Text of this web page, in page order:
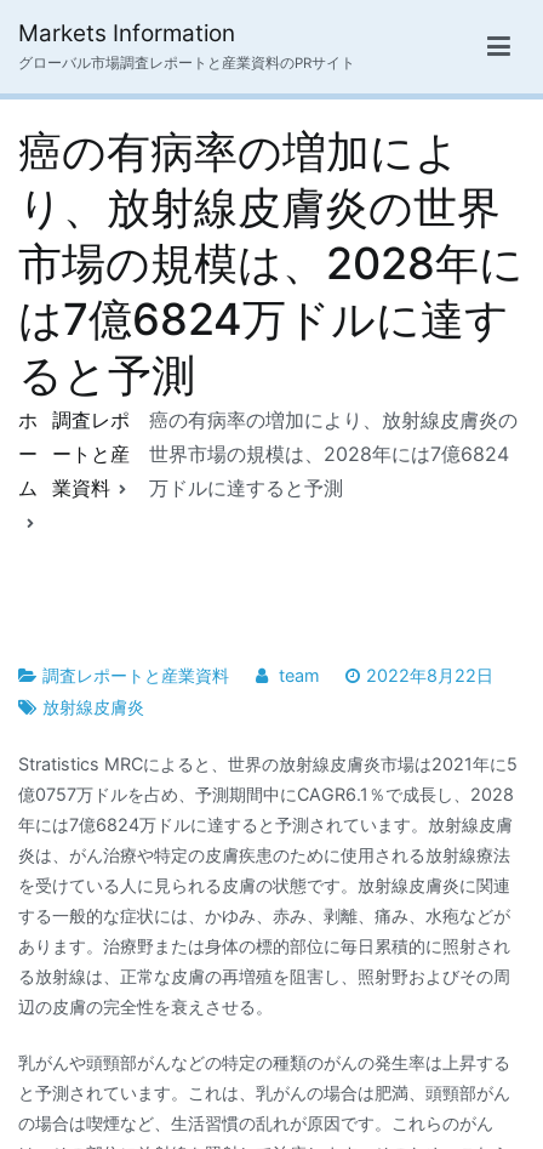
ス
Markets Information
グローバル市場調査レポートと産業資料のPRサイト
癌の有病率の増加によ
り、放射線皮膚炎の世界
市場の規模は、2028年に
は7億6824万ドルに達す
ると予測
ホ
ー
ム
調査レポ
ートと産
業資料
癌の有病率の増加により、放射線皮膚炎の
世界市場の規模は、2028年には7億6824
万ドルに達すると予測
調査レポートと産業資料 team
2022年8月22日
放射線皮膚炎
Stratistics MRCによると、世界の放射線皮膚炎市場は2021年に5
億0757万ドルを占め、予測期間中にCAGR6.1％で成長し、2028
年には7億6824万ドルに達すると予測されています。放射線皮膚
炎は、がん治療や特定の皮膚疾患のために使用される放射線療法
を受けている人に見られる皮膚の状態です。放射線皮膚炎に関連
する一般的な症状には、かゆみ、赤み、剥離、痛み、水疱などが
あります。治療野または身体の標的部位に毎日累積的に照射され
る放射線は、正常な皮膚の再増殖を阻害し、照射野およびその周
辺の皮膚の完全性を衰えさせる。
乳がんや頭頸部がんなどの特定の種類のがんの発生率は上昇する
と予測されています。これは、乳がんの場合は肥満、頭頸部がん
の場合は喫煙など、生活習慣の乱れが原因です。これらのがん